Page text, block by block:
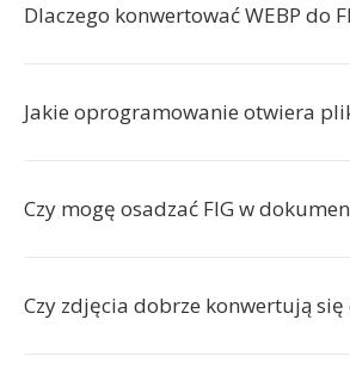
Dlaczego konwertować WEBP do
Jakie oprogramowanie otwiera
Czy mogę osadzać FIG w
Czy zdjęcia dobrze konwertują się